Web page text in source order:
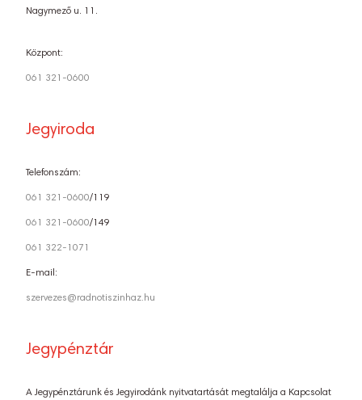
Nagymező u. 11.
Központ:
061 321-0600
Jegyiroda
Telefonszám:
061 321-0600/119
061 321-0600/149
061 322-1071
E-mail:
szervezes@radnotiszinhaz.hu
Jegypénztár
A Jegypénztárunk és Jegyirodánk nyitvatartását megtalálja a Kapcsolat